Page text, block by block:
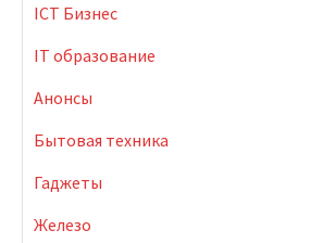
ICT Бизнес
IT образование
Анонсы
Бытовая техника
Гаджеты
Железо